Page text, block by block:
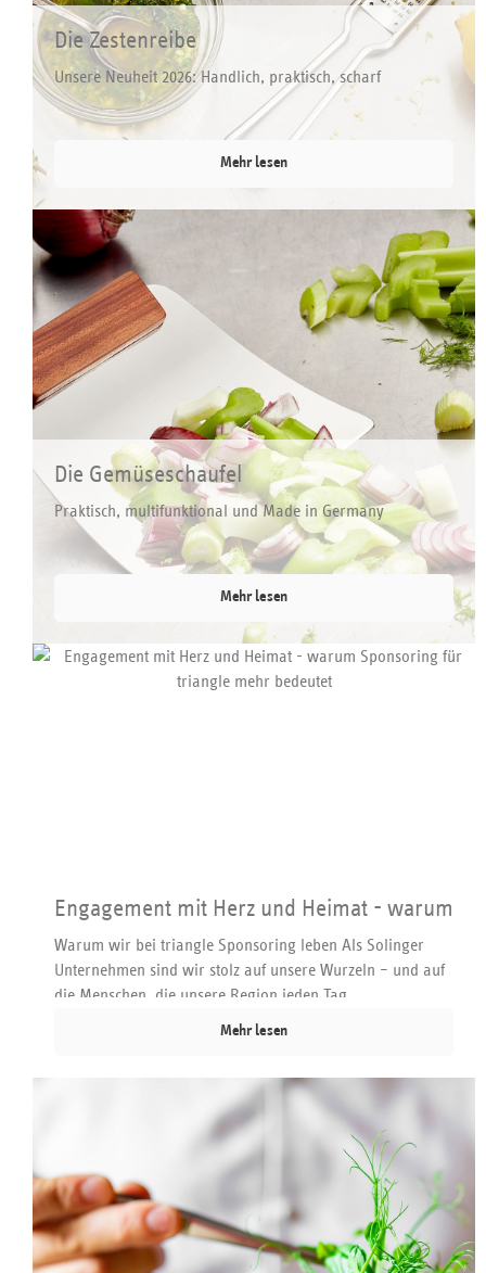
Die Zestenreibe
Unsere Neuheit 2026: Handlich, praktisch, scharf
Mehr lesen
Die Gemüseschaufel
Praktisch, multifunktional und Made in Germany
Mehr lesen
Engagement mit Herz und Heimat - warum
Sponsoring für triangle mehr bedeutet
Warum wir bei triangle Sponsoring leben Als Solinger
Unternehmen sind wir stolz auf unsere Wurzeln – und auf
die Menschen, die unsere Region jeden Tag...
Mehr lesen